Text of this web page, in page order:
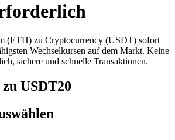
(ETH) zu Cryptocurrency (USDT) sofort
Wechselkursen auf dem Markt. Keine
sichere und schnelle Transaktionen.
USDT20